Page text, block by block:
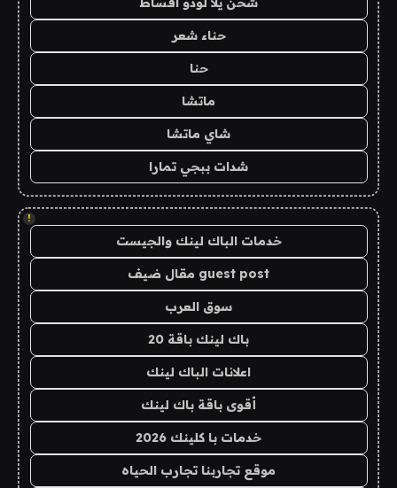
حناء شعر
حنا
ماتشا
شاي ماتشا
شدات ببجي تمارا
!
خدمات الباك لينك والجيست
guest post مقال ضيف
سوق العرب
باك لينك باقة 20
اعلانات الباك لينك
أقوى باقة باك لينك
خدمات با كلينك 2026
موقع تجاربنا تجارب الحياه